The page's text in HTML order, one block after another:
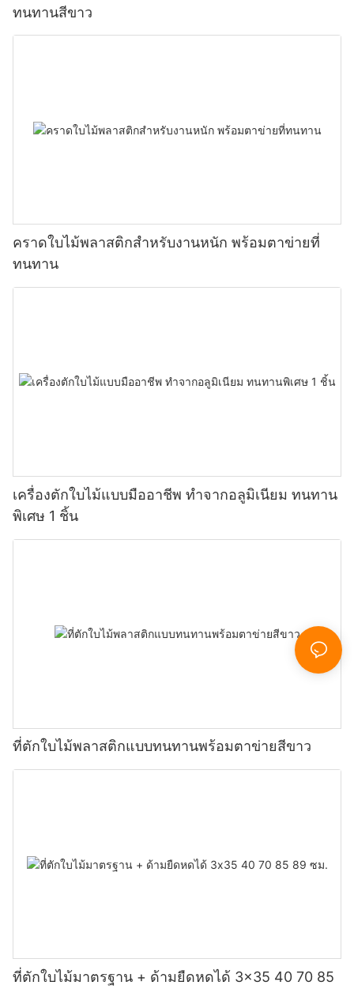
ทนทานสีขาว
คราดใบไม้พลาสติกสำหรับงานหนัก พร้อมตาข่ายที่
ทนทาน
เครื่องตักใบไม้แบบมืออาชีพ ทำจากอลูมิเนียม ทนทาน
พิเศษ 1 ชิ้น
ที่ตักใบไม้พลาสติกแบบทนทานพร้อมตาข่ายสีขาว
ที่ตักใบไม้มาตรฐาน + ด้ามยืดหดได้ 3x35 40 70 85